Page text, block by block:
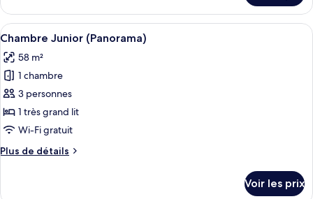
le
type
de
Chambre
Junior
Afficher
toutes
les
photos
pour
ce
type
chambre :
Une façade en pierre, un patio
5
Chambre Junior (Panorama)
58 m²
1 chambre
3 personnes
1 très grand lit
Wi-Fi gratuit
Plus de détails
Plus
Voir les prix